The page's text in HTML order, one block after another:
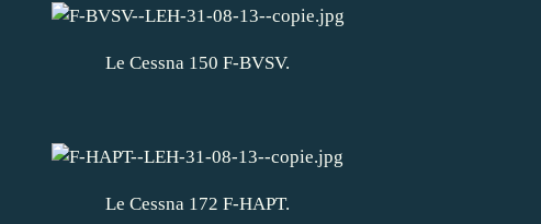
Le Cessna 150 F-BVSV.
Le Cessna 172 F-HAPT.